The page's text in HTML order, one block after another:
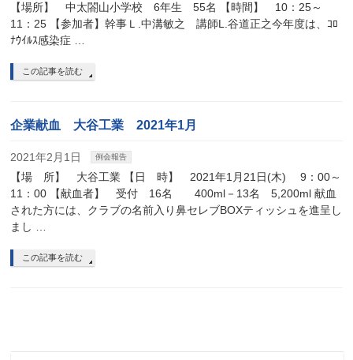
【場所】 中太閤山小学校 6年生 55名 【時間】 10：25～
11：25 【参加者】幹事Ｌ.中溝敏之 講師L.谷道正之今年度は、ｺﾛ
ﾅｳｲﾙｽ感染症 …
この記事を読む
企業献血 大谷工業 2021年1月
2021年2月1日 例会報告
【場 所】 大谷工業 【日 時】 2021年1月21日(木) 9：00～
11：00 【献血者】 受付 16名 400ml－13名 5,200ml 献血
された方には、クラブの名前入り鼻セレブBOXティッシュを進呈し
まし …
この記事を読む